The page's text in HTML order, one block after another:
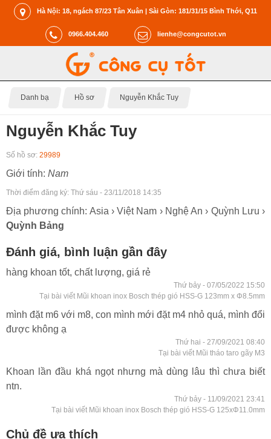
Hà Nội: 18, ngách 87/23 Tân Xuân | Sài Gòn: 181/31/15 Bình Thới, Q11
0966.404.460 lienhe@congcutot.vn
Danh bạ Hồ sơ Nguyễn Khắc Tuy
Nguyễn Khắc Tuy
Số hồ sơ: 29989
Giới tính: Nam
Thời điểm đăng ký: Thứ sáu - 23/11/2018 14:35
Địa phương chính: Asia › Việt Nam › Nghệ An › Quỳnh Lưu ›
Quỳnh Bảng
Đánh giá, bình luận gần đây
hàng khoan tốt, chất lượng, giá rẻ
Thứ bảy - 07/05/2022 15:50
Tại bài viết Mũi khoan inox Bosch thép gió HSS-G 123mm x Φ8.5mm
mình đặt m6 với m8, con mình mới đặt m4 nhỏ quá, mình đổi
được không ạ
Thứ hai - 27/09/2021 08:40
Tại bài viết Mũi tháo taro gãy M3
Khoan lần đầu khá ngọt nhưng mà dùng lâu thì chưa biết
ntn.
Thứ bảy - 11/09/2021 23:41
Tại bài viết Mũi khoan inox Bosch thép gió HSS-G 125xΦ11.0mm
Chủ đề ưa thích